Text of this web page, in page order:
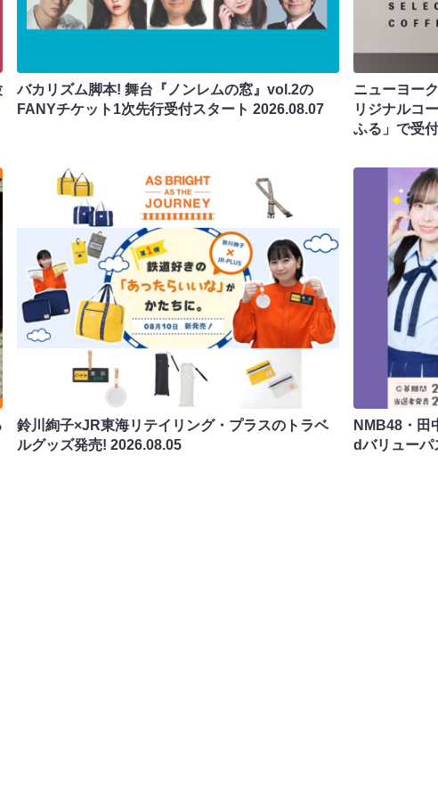
バカリズム脚本! 舞台『ノンレムの窓』vol.2の
FANYチケット1次先行受付スタート2026.08.07
ニューヨー
リジナルコ
ふる」で受
鈴川絢子×JR東海リテイリング・プラスのトラベ
ルグッズ発売!2026.08.05
NMB48・田
dバリューパ